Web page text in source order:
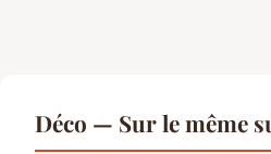
Déco — Sur le même